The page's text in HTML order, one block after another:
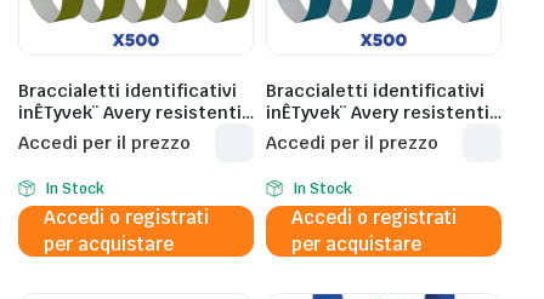
Braccialetti identificativi
inÊTyvek¨ Avery resistenti
all’acqua – conf. 500 pz –
giallo fluo – TYVYW-50
Accedi per il prezzo
In Stock
Accedi o registrati
per acquistare
Braccialetti identificativi
inÊTyvek¨ Avery resistenti
all’acqua – conf. 500 pz –
blu fluo – TYVBL-50
Accedi per il prezzo
In Stock
Accedi o registrati
per acquistare